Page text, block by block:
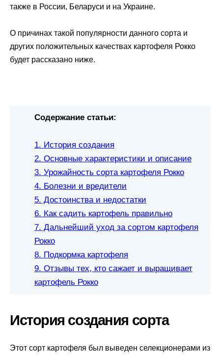
также в России, Беларуси и на Украине.
О причинах такой популярности данного сорта и
других положительных качествах картофеля Рокко
будет рассказано ниже.
Содержание статьи:
1. История создания
2. Основные характеристики и описание
3. Урожайность сорта картофеля Рокко
4. Болезни и вредители
5. Достоинства и недостатки
6. Как садить картофель правильно
7. Дальнейший уход за сортом картофеля
Рокко
8. Подкормка картофеля
9. Отзывы тех, кто сажает и выращивает
картофель Рокко
История создания сорта
Этот сорт картофеля был выведен селекционерами из